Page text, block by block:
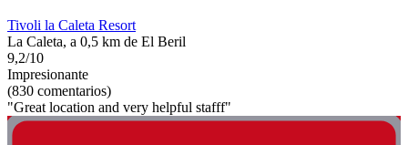
Tivoli la Caleta Resort
La Caleta, a 0,5 km de El Beril
9,2/10
Impresionante
(830 comentarios)
"Great location and very helpful stafff"